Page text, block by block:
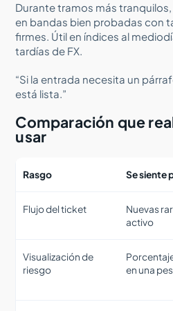
Durante tramos más
en bandas bien probadas con
firmes. Útil en índices al
tardías de FX.
“Si la entrada necesita un
está lista.”
Comparación que
usar
Rasgo Se siente
Flujo del ticket
Nuevas
activo
Visualización de
riesgo
en una